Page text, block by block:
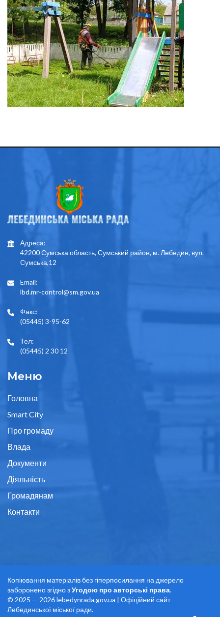
Адреса:
42200 Сумська область, Сумський район, м. Лебедин, вул.
Сумська,12
Email:
lbd.mr-control@sm.gov.ua
Факс:
(05445) 3-95-62
Тел:
(05445) 2 30 12
Меню
Головна
Smart City
Про громаду
Влада
Документи
Діяльність
Громадянам
Контакти
Копіювання матеріалів без гіперпосилання на джерело
заборонено згідно зУгодою про авторські права.
© 2025 — 2026 lebedynrada.gov.ua | Офіційний сайт
Лебединської міської ради.